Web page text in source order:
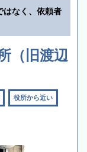
はなく、依頼者
（旧渡辺
役所から近い